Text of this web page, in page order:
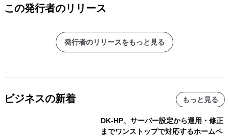
この発行者のリリース
発行者のリリースをもっと見る
ビジネスの新着 もっと見る
DK-HP、サーバー設定から運用・修正
までワンストップで対応するホームペ